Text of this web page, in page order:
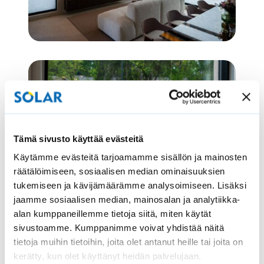
Tämä sivusto käyttää evästeitä
Käytämme evästeitä tarjoamamme sisällön ja mainosten
räätälöimiseen, sosiaalisen median ominaisuuksien
tukemiseen ja kävijämäärämme analysoimiseen. Lisäksi
jaamme sosiaalisen median, mainosalan ja analytiikka-
alan kumppaneillemme tietoja siitä, miten käytät
sivustoamme. Kumppanimme voivat yhdistää näitä
tietoja muihin tietoihin, joita olet antanut heille tai joita on
kerätty, kun olet käyttänyt heidän palvelujaan.
Osa suurempaa
älykotikokonaisuutta
Casa Onnenkiveen on tulossa myös muita